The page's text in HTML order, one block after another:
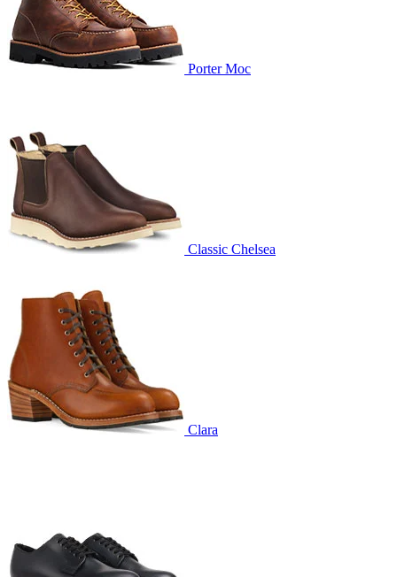
Porter Moc
Classic Chelsea
Clara